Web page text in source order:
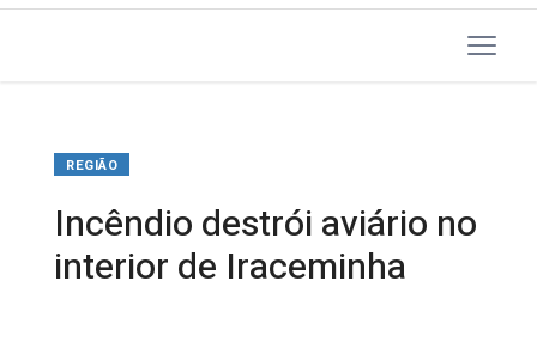
REGIÃO
Incêndio destrói aviário no
interior de Iraceminha